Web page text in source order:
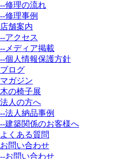
--修理の流れ
--修理事例
店舗案内
--アクセス
--メディア掲載
--個人情報保護方針
ブログ
マガジン
木の椅子展
法人の方へ
--法人納品事例
--建築関係のお客様へ
よくある質問
お問い合わせ
--お問い合わせ